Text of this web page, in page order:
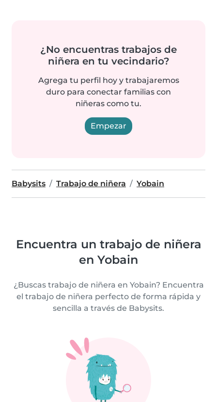
¿No encuentras trabajos de
niñera en tu vecindario?
Agrega tu perfil hoy y trabajaremos
duro para conectar familias con
niñeras como tu.
Empezar
Babysits Trabajo de niñera Yobain
Encuentra un trabajo de niñera
en Yobain
¿Buscas trabajo de niñera en Yobain? Encuentra
el trabajo de niñera perfecto de forma rápida y
sencilla a través de Babysits.